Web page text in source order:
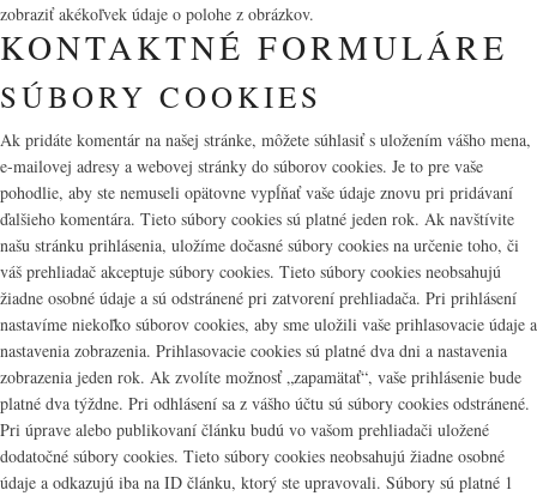
zobraziť akékoľvek údaje o polohe z obrázkov.
KONTAKTNÉ FORMULÁRE
SÚBORY COOKIES
Ak pridáte komentár na našej stránke, môžete súhlasiť s uložením vášho mena,
e-mailovej adresy a webovej stránky do súborov cookies. Je to pre vaše
pohodlie, aby ste nemuseli opätovne vypĺňať vaše údaje znovu pri pridávaní
ďalšieho komentára. Tieto súbory cookies sú platné jeden rok. Ak navštívite
našu stránku prihlásenia, uložíme dočasné súbory cookies na určenie toho, či
váš prehliadač akceptuje súbory cookies. Tieto súbory cookies neobsahujú
žiadne osobné údaje a sú odstránené pri zatvorení prehliadača. Pri prihlásení
nastavíme niekoľko súborov cookies, aby sme uložili vaše prihlasovacie údaje a
nastavenia zobrazenia. Prihlasovacie cookies sú platné dva dni a nastavenia
zobrazenia jeden rok. Ak zvolíte možnosť „zapamätať“, vaše prihlásenie bude
platné dva týždne. Pri odhlásení sa z vášho účtu sú súbory cookies odstránené.
Pri úprave alebo publikovaní článku budú vo vašom prehliadači uložené
dodatočné súbory cookies. Tieto súbory cookies neobsahujú žiadne osobné
údaje a odkazujú iba na ID článku, ktorý ste upravovali. Súbory sú platné 1